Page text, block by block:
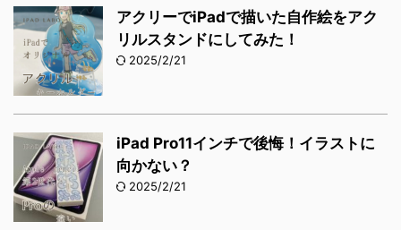
アクリーでiPadで描いた自作絵をアク
リルスタンドにしてみた！
2025/2/21
iPad Pro11インチで後悔！イラストに
向かない？
2025/2/21